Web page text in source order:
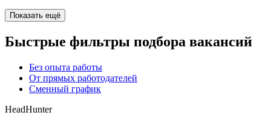
Показать ещё
Быстрые фильтры подбора вакансий
Без опыта работы
От прямых работодателей
Сменный график
HeadHunter